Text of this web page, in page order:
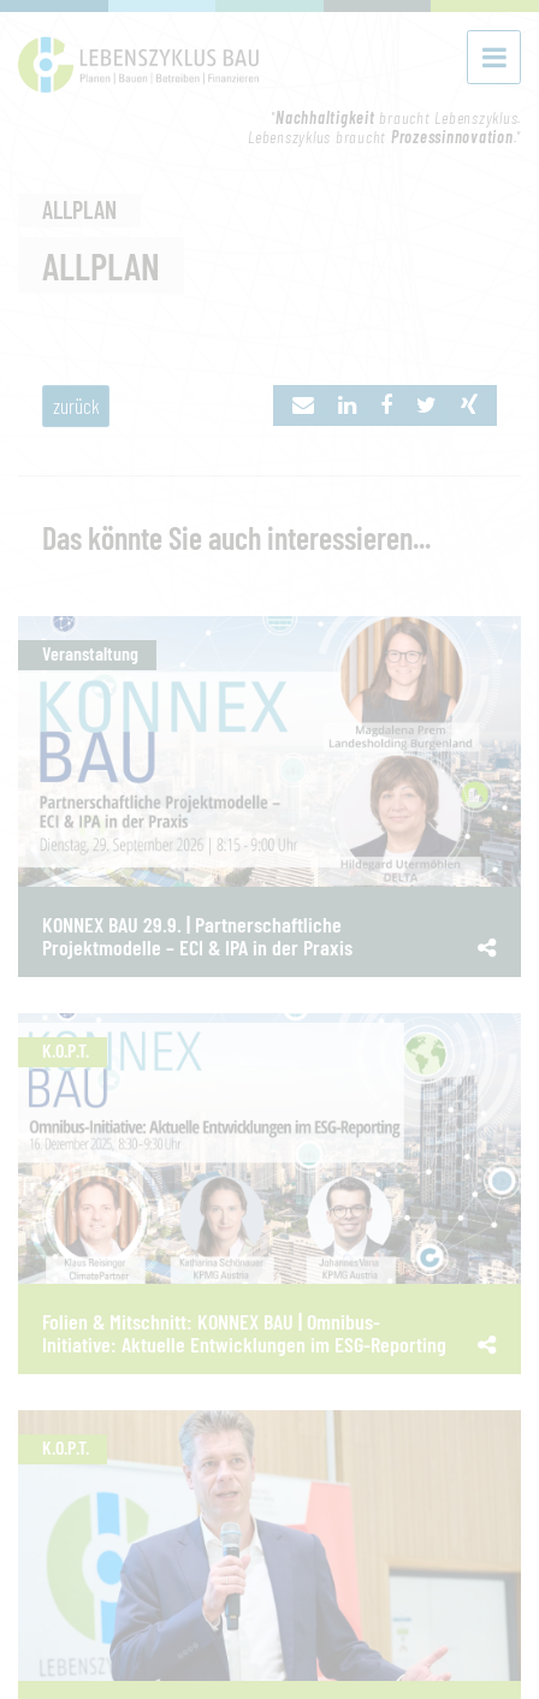
"Nachhaltigkeit braucht Lebenszyklus.
Lebenszyklus braucht Prozessinnovation."
ALLPLAN
ALLPLAN
zurück
Das könnte Sie auch interessieren...
Veranstaltung
KONNEX BAU 29.9. | Partnerschaftliche
Projektmodelle – ECI & IPA in der Praxis
K.O.P.T.
Folien & Mitschnitt: KONNEX BAU | Omnibus-
Initiative: Aktuelle Entwicklungen im ESG-Reporting
K.O.P.T.